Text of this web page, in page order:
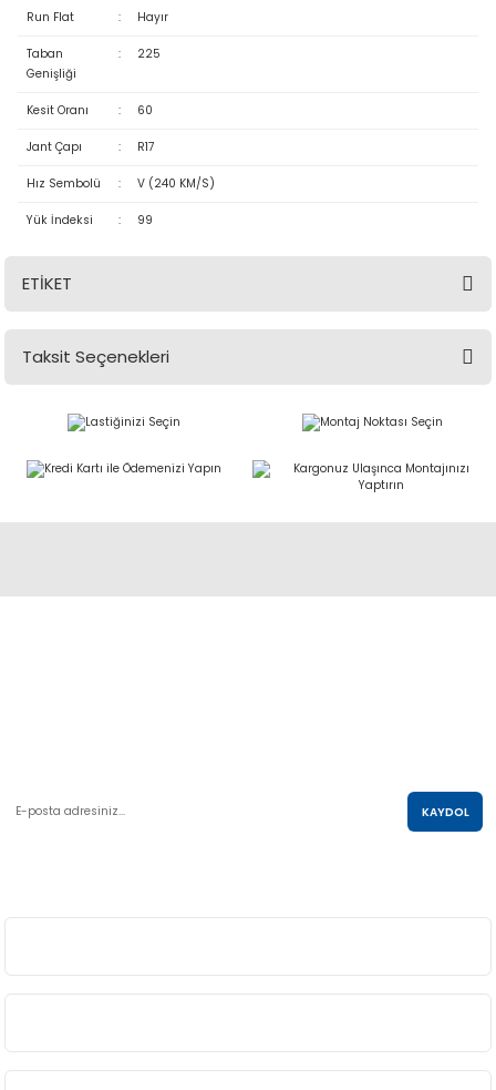
Run Flat : Hayır
Taban
Genişliği
: 225
Kesit Oranı : 60
Jant Çapı : R17
Hız Sembolü : V (240 KM/S)
Yük İndeksi : 99
ETİKET
Taksit Seçenekleri
KAYDOL